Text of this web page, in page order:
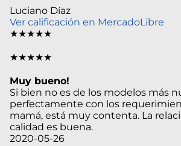
Luciano Díaz
Ver calificación en MercadoLibre
★★★★★
★★★★★
Muy bueno!
Si bien no es de los modelos más
perfectamente con los
mamá, está muy contenta. La
calidad es buena.
2020-05-26